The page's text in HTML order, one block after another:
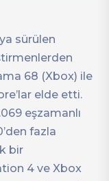
sürülen
68 (Xbox) ile
elde etti.
eşzamanlı
fazla
bir
4 ve Xbox